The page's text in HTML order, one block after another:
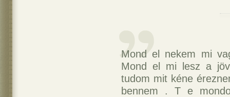
Mond el nekem mi
Mond el mi lesz a
tudom mit kéne
bennem . T e